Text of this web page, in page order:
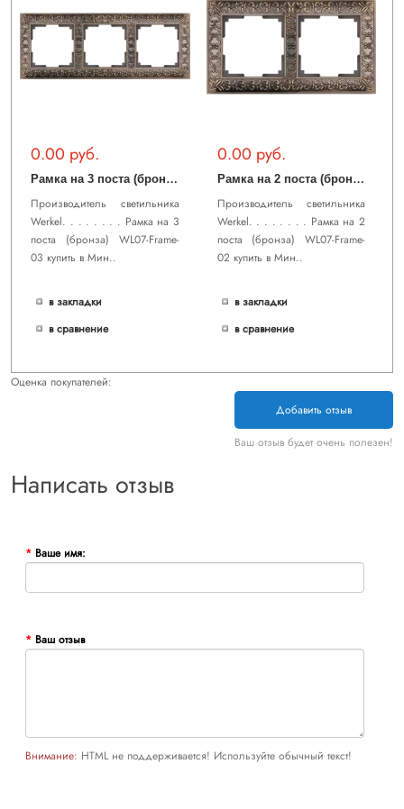
0.00 руб.
Р
амка на 3 поста (бронза) WL07-Frame-03
Производитель светильника
Werkel. . . . . . . . Рамка на 3
поста (бронза) WL07-Frame-
03 купить в Мин..
в закладки
в сравнение
0.00 руб.
Р
амка на 2 поста (бронза) WL07-Frame-02
Производитель светильника
Werkel. . . . . . . . Рамка на 2
поста (бронза) WL07-Frame-
02 купить в Мин..
в закладки
в сравнение
Оценка покупателей:
Добавить отзыв
Ваш отзыв будет очень полезен!
Написать отзыв
Ваше имя:
Ваш отзыв
Внимание: HTML не поддерживается! Используйте обычный текст!